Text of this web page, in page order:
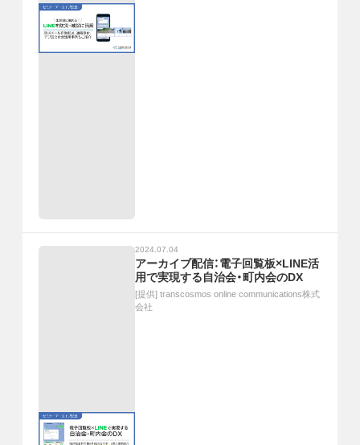
2024.07.04
アーカイブ配信：電子回覧板×LINE活
用で実現する自治会・町内会のDX
[提供] transcosmos online communications株式
会社